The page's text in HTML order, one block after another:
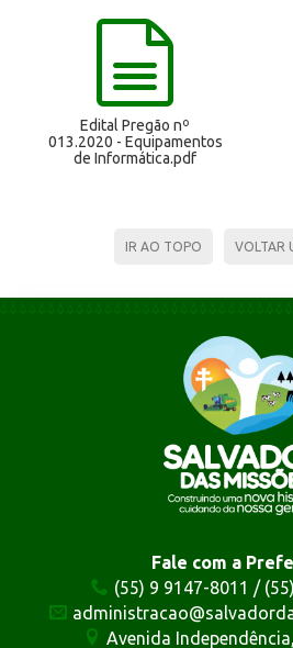
Edital Pregão nº
013.2020 - Equipamentos
de Informática.pdf
IR AO TOPO VOLTAR
Fale com a
(55) 9 9147-8011 /
Avenida